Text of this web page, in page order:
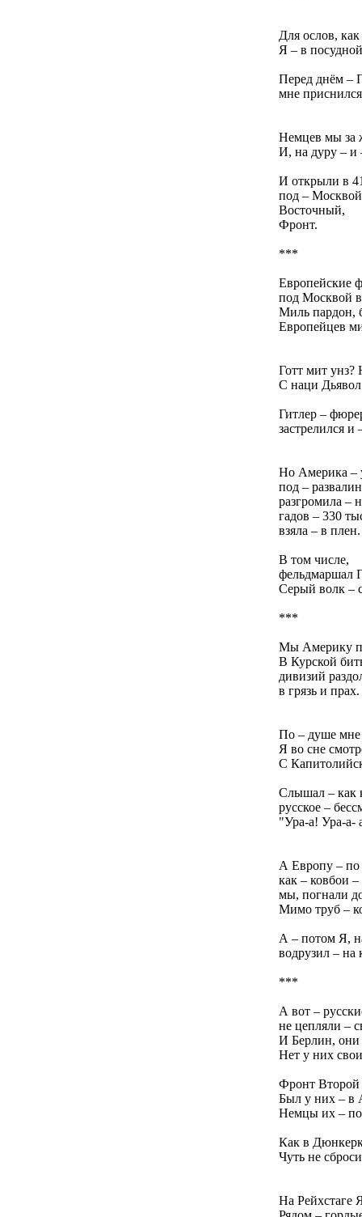
Для ослов,
Я – в
Перед днём –
мне
Немцев мы за
И, на дуру – и
И открыли в
под –
Восточный,
Фронт.
***
Европейские
под Москвой в
Миль пардон,
Европейцев
Готт мит унз?
С наци
Гитлер –
застрелился и
Но Америка –
под –
разгромила –
гадов – 330
взяла – в плен.
В том числе,
фельдмаршал
Серый волк –
***
Мы Америку
В Курской
дивизий
в грязь и прах.
По – душе мне
Я во сне
С
Слышал – как
русское –
"Ура-а! Ура-а-
А Европу – по
как – ковбои
мы, погнали
Мимо труб –
А – потом Я,
водрузил – на
***
А вот –
не цепляли –
И Берлин, они
Нет у них
Фронт Второй
Был у них – в
Немцы их –
Как в
Чуть не
На Рейхстаге